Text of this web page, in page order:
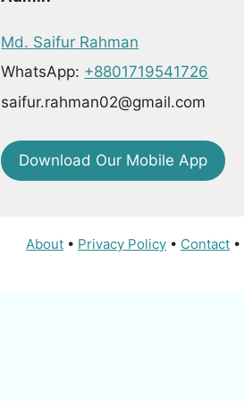
Md. Saifur Rahman
WhatsApp: +8801719541726
saifur.rahman02@gmail.com
Download Our Mobile App
About • Privacy Policy • Contact •